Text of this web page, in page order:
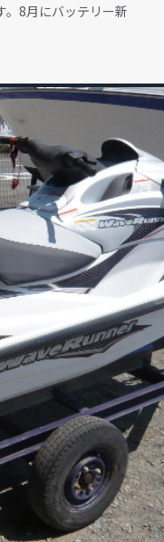
。8月にバッテリー新